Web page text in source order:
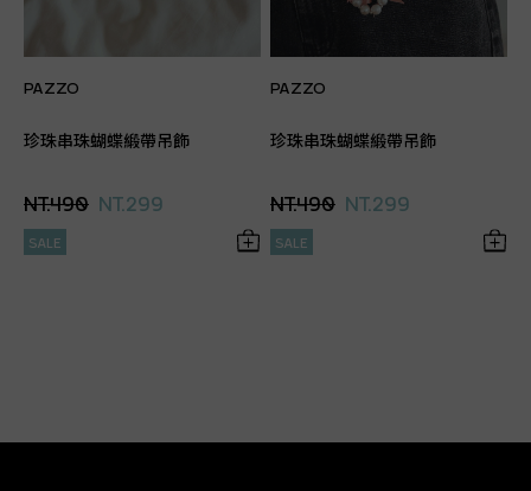
PAZZO
珍珠串珠蝴蝶緞帶吊飾
NT.490 NT.299
SALE
PAZZO
珍珠串珠蝴蝶緞帶吊飾
NT.490 NT.299
SALE